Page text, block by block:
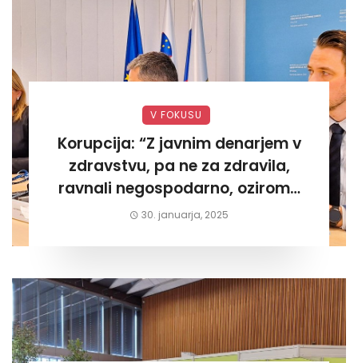
V FOKUSU
Korupcija: “Z javnim denarjem v
zdravstvu, pa ne za zdravila,
ravnali negospodarno, oziroma
za lastni žep. Tokrat na Žalskem«
30. januarja, 2025